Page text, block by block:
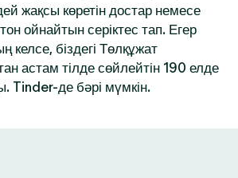
жақсы көретін достар немесе
ойнайтын серіктес тап. Егер
келсе, біздегі Төлқұжат
астам тілде сөйлейтін 190 елде
Tinder-де бәрі мүмкін.